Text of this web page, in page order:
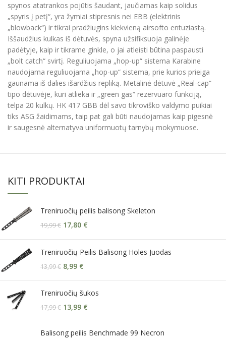
spynos atatrankos pojūtis šaudant, jaučiamas kaip solidus
„spyris į petį“, yra žymiai stipresnis nei EBB (elektrinis
„blowback“) ir tikrai pradžiugins kiekvieną airsofto entuziastą.
Iššaudžius kulkas iš dėtuvės, spyna užsifiksuoja galinėje
padėtyje, kaip ir tikrame ginkle, o jai atleisti būtina paspausti
„bolt catch“ svirtį. Reguliuojama „hop-up“ sistema Karabine
naudojama reguliuojama „hop-up“ sistema, prie kurios prieiga
gaunama iš dalies išardžius repliką. Metalinė dėtuvė „Real-cap“
tipo dėtuvėje, kuri atlieka ir „green gas“ rezervuaro funkciją,
telpa 20 kulkų. HK 417 GBB dėl savo tikroviško valdymo puikiai
tiks ASG žaidimams, taip pat gali būti naudojamas kaip pigesnė
ir saugesnė alternatyva uniformuotų tarnybų mokymuose.
KITI PRODUKTAI
Treniruočių peilis balisong Skeleton
19,99€ 17,80 €
Treniruočių Peilis Balisong Holes Juodas
13,99€ 8,99 €
Treniruočių šukos
17,99€ 13,99 €
Balisong peilis Benchmade 99 Necron